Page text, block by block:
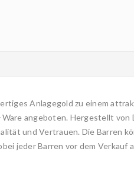
Anlagegold zu einem
angeboten. Hergestellt
und Vertrauen. Die Barren
jeder Barren vor dem